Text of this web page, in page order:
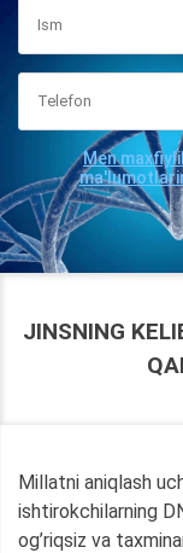
Men
JINSNING
Millatni aniqlash
ishtirokchilarning
og’riqsiz va